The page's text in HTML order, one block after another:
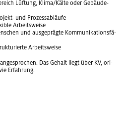
Lüf­tung, Klima/Kälte oder Ge­bäu­de-
und Pro­zess­ab­läu­fe
Ar­beits­wei­se
und aus­ge­präg­te Kom­mu­ni­ka­ti­ons­fä­
Ar­beits­wei­se
Das Ge­halt liegt über KV, ori­
Er­fah­rung.